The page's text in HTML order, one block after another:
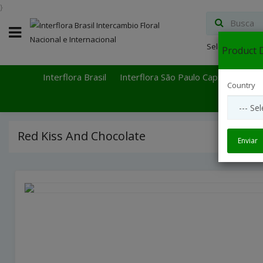
Select
Interflora Brasil Interflora São Paulo Capital
Red Kiss And Chocolate
}
Product
Country
Enviar